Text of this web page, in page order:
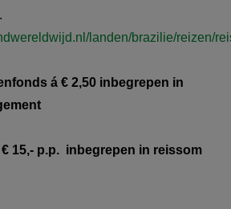
landen/brazilie/reizen/
á € 2,50 inbegrepen in
15,- p.p. inbegrepen in reissom